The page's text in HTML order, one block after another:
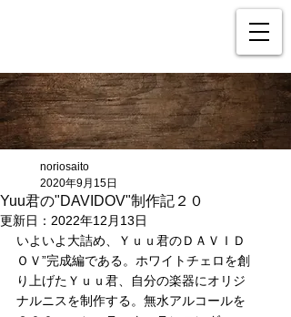
Yuu君の"DAVIDOV"制作記２０
noriosaito
2020年9月15日
更新日： 2022年12月13日
いよいよ大詰め、Ｙｕｕ君のＤＡＶＩＤ
ＯＶ”完成編である。ホワイトチェロを創
り上げたＹｕｕ君、自分の楽器にオリジ
ナルニスを制作する。無水アルコールを